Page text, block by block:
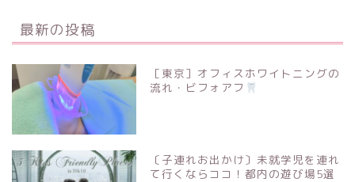
最新の投稿
［東京］オフィスホワイトニングの
流れ・ビフォアフ
〔子連れお出かけ〕未就学児を連れ
て行くならココ！都内の遊び場5選